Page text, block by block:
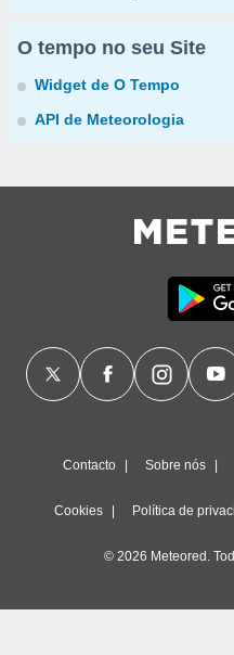
O tempo no seu Site
Widget de O Tempo
API de Meteorologia
Contacto Sobre nós
Cookies Política de
© 2026 Meteored.